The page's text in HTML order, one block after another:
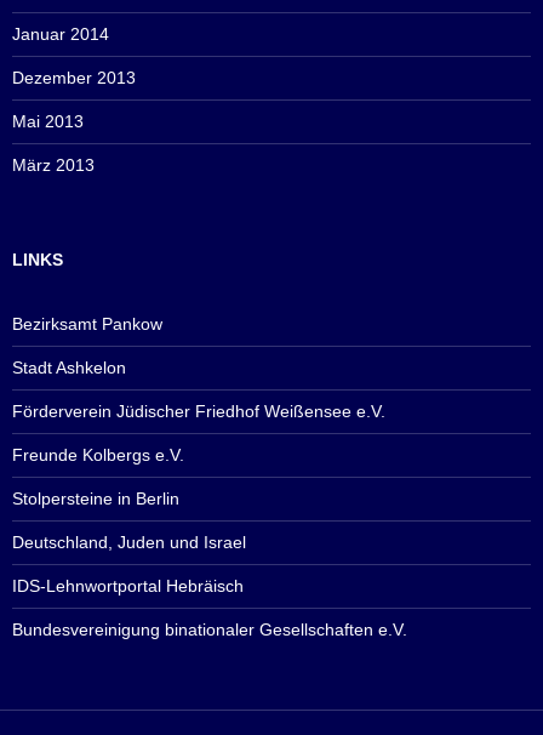
Januar 2014
Dezember 2013
Mai 2013
März 2013
LINKS
Bezirksamt Pankow
Stadt Ashkelon
Förderverein Jüdischer Friedhof Weißensee e.V.
Freunde Kolbergs e.V.
Stolpersteine in Berlin
Deutschland, Juden und Israel
IDS-Lehnwortportal Hebräisch
Bundesvereinigung binationaler Gesellschaften e.V.